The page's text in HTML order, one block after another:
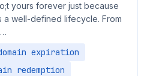
yours forever just because
well-defined lifecycle. From
expiration
redemption